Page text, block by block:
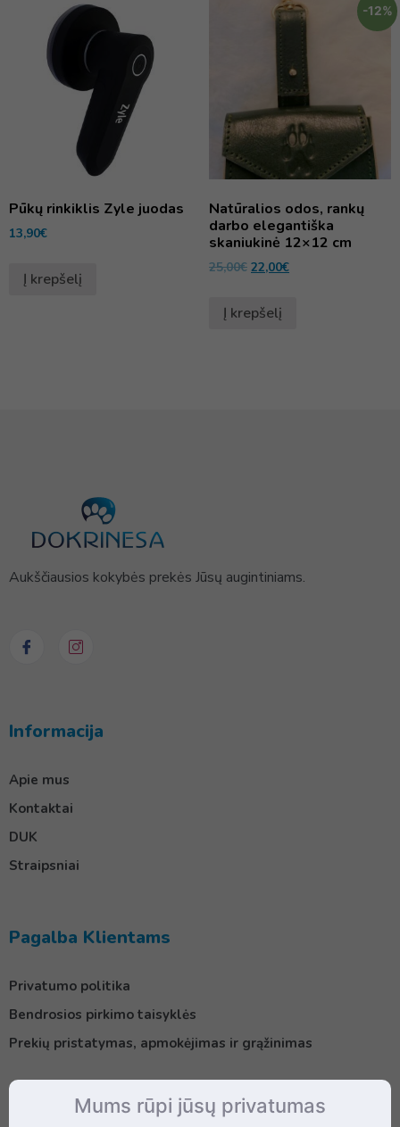
Pūkų rinkiklis Zyle juodas
13,90€
Į krepšelį
-12%
Natūralios odos, rankų
darbo elegantiška
skaniukinė 12×12 cm
25,00€ 22,00€
Į krepšelį
Aukščiausios kokybės prekės Jūsų augintiniams.
Informacija
Apie mus
Kontaktai
DUK
Straipsniai
Pagalba Klientams
Privatumo politika
Bendrosios pirkimo taisyklės
Prekių pristatymas, apmokėjimas ir grąžinimas
KontaktaiMums rūpi jūsų privatumas